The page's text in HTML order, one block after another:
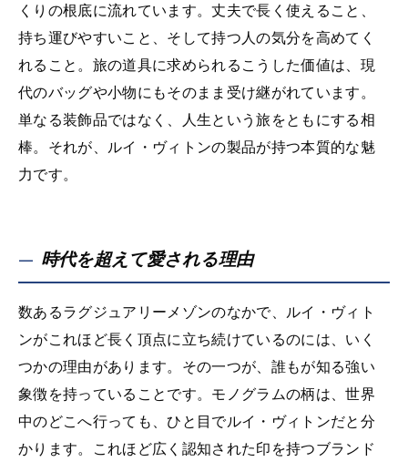
くりの根底に流れています。丈夫で長く使えること、
持ち運びやすいこと、そして持つ人の気分を高めてく
れること。旅の道具に求められるこうした価値は、現
代のバッグや小物にもそのまま受け継がれています。
単なる装飾品ではなく、人生という旅をともにする相
棒。それが、ルイ・ヴィトンの製品が持つ本質的な魅
力です。
時代を超えて愛される理由
数あるラグジュアリーメゾンのなかで、ルイ・ヴィト
ンがこれほど長く頂点に立ち続けているのには、いく
つかの理由があります。その一つが、誰もが知る強い
象徴を持っていることです。モノグラムの柄は、世界
中のどこへ行っても、ひと目でルイ・ヴィトンだと分
かります。これほど広く認知された印を持つブランド